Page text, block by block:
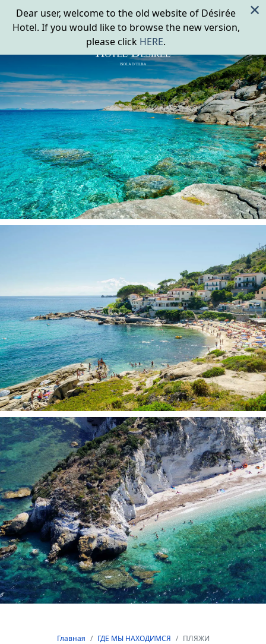
Главная ГДЕ МЫ НАХОДИМСЯ ПЛЯЖИ
Dear user, welcome to the old website of Désirée
Hotel. If you would like to browse the new version,
please click HERE.
×